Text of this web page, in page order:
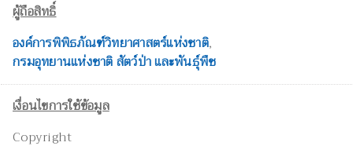
ผู้ถือสิทธิ์
องค์การพิพิธภัณฑ์วิทยาศาสตร์แห่งชาติ,
กรมอุทยานแห่งชาติ สัตว์ป่า และพันธุ์พืช
เงื่อนไขการใช้ข้อมูล
Copyright